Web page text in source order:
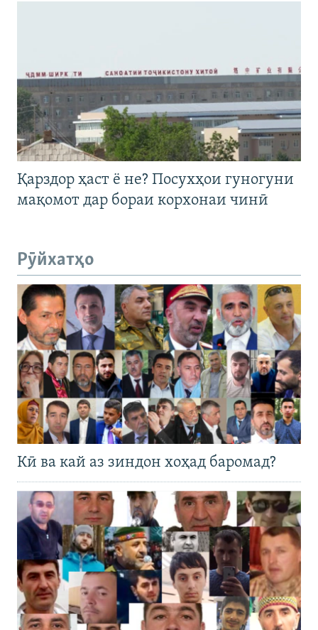
Қарздор ҳаст ё не? Посухҳои гуногуни
мақомот дар бораи корхонаи чинӣ
Рӯйхатҳо
Кӣ ва кай аз зиндон хоҳад баромад?